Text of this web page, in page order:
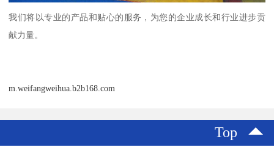
我们将以专业的产品和贴心的服务，为您的企业成长和行业进步贡
献力量。
m.weifangweihua.b2b168.com
Top